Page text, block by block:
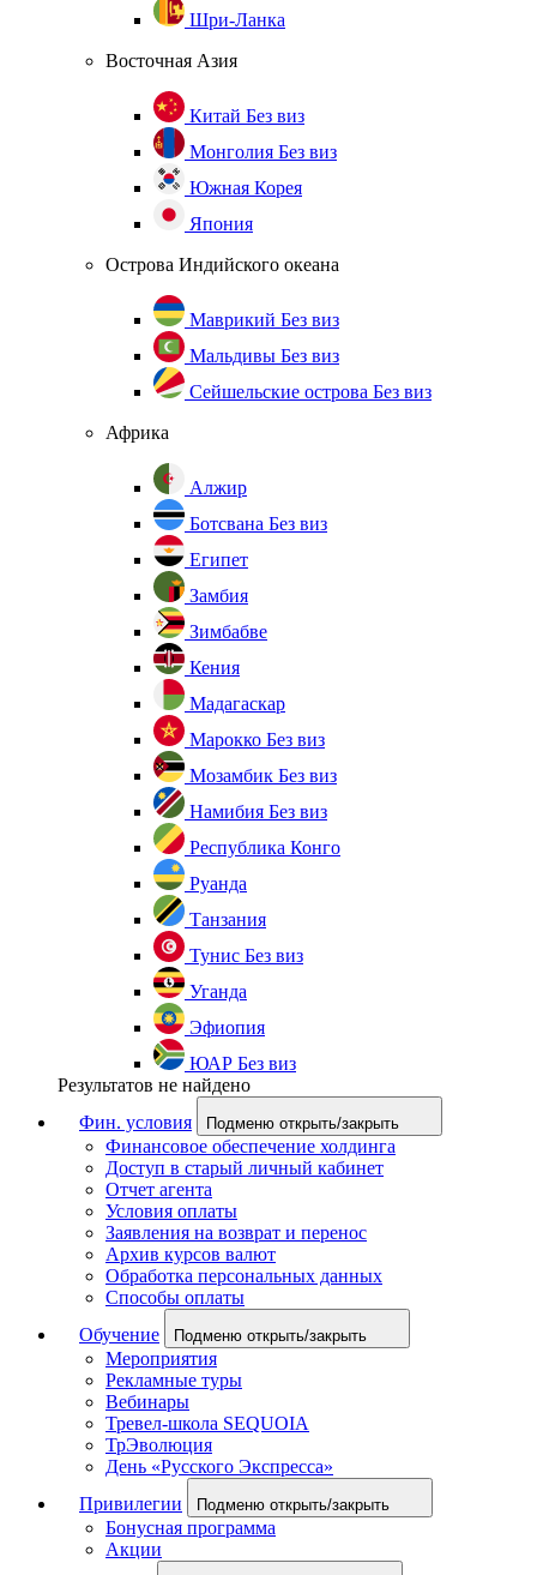
Шри-Ланка
Восточная Азия
Китай Без виз
Монголия Без виз
Южная Корея
Япония
Острова Индийского океана
Маврикий Без виз
Мальдивы Без виз
Сейшельские острова Без виз
Африка
Алжир
Ботсвана Без виз
Египет
Замбия
Зимбабве
Кения
Мадагаскар
Марокко Без виз
Мозамбик Без виз
Намибия Без виз
Республика Конго
Руанда
Танзания
Тунис Без виз
Уганда
Эфиопия
ЮАР Без виз
Результатов не найдено
Фин. условия
Подменю открыть/закрыть
Финансовое обеспечение холдинга
Доступ в старый личный кабинет
Отчет агента
Условия оплаты
Заявления на возврат и перенос
Архив курсов валют
Обработка персональных данных
Способы оплаты
Обучение
Подменю открыть/закрыть
Мероприятия
Рекламные туры
Вебинары
Тревел-школа SEQUOIA
ТрЭволюция
День «Русского Экспресса»
Привилегии
Подменю открыть/закрыть
Бонусная программа
Акции